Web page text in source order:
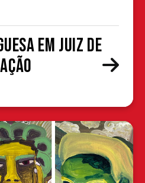
em Juiz de